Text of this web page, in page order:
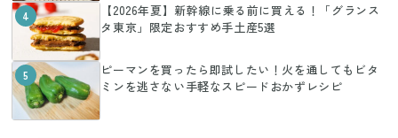
4
【2026年夏】新幹線に乗る前に買える！「グランス
タ東京」限定おすすめ手土産5選
5
ピーマンを買ったら即試したい！火を通してもビタ
ミンを逃さない手軽なスピードおかずレシピ